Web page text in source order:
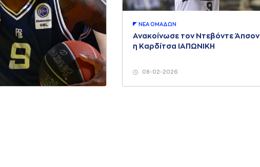
08-02-2026
ΝΕA ΟΜAΔΩΝ
Ανακοίνωσε τον Ντεβόντε Άπσον
η Καρδίτσα ΙΑΠΩΝΙΚΗ